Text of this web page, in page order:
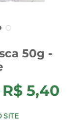
50g -
Preço
normal
R$ 5,40
SITE